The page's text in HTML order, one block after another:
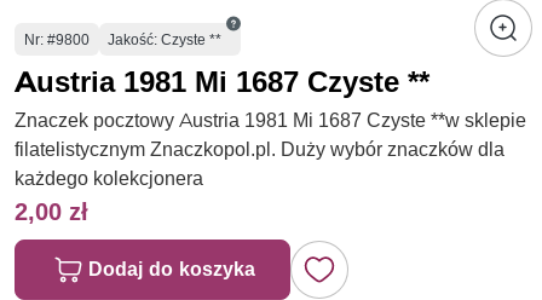
Numer
Nr: #9800 Jakość: Czyste **
Austria 1981 Mi 1687 Czyste **
Znaczek pocztowy Austria 1981 Mi 1687 Czyste **w sklepie
filatelistycznym Znaczkopol.pl. Duży wybór znaczków dla
każdego kolekcjonera
2,00 zł
Dodaj do koszyka